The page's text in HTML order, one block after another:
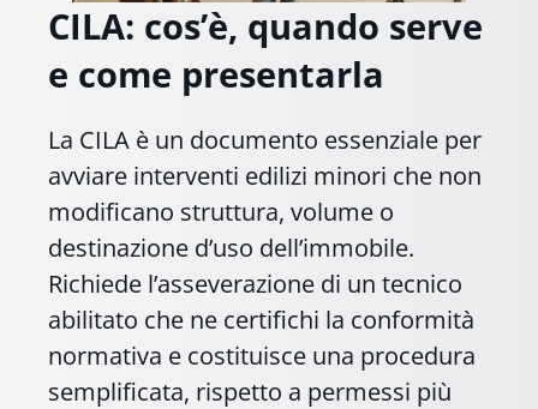
CILA: cos’è, quando serve
e come presentarla
La CILA è un documento essenziale per
avviare interventi edilizi minori che non
modificano struttura, volume o
destinazione d’uso dell’immobile.
Richiede l’asseverazione di un tecnico
abilitato che ne certifichi la conformità
normativa e costituisce una procedura
semplificata, rispetto a permessi più